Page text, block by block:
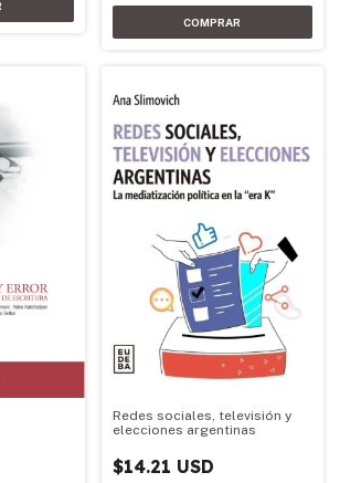
Redes sociales, televisión y
elecciones argentinas
$14.21 USD